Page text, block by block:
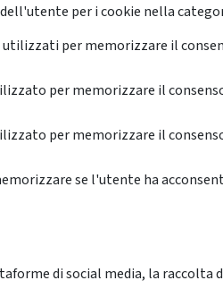
per i cookie nella
per memorizzare il
per memorizzare il
per memorizzare il
se l'utente ha
di social media, la raccolta